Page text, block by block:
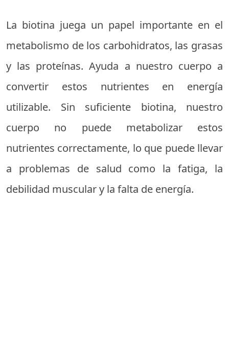
La biotina juega un papel importante en el
metabolismo de los carbohidratos, las grasas
y las proteínas. Ayuda a nuestro cuerpo a
convertir estos nutrientes en energía
utilizable. Sin suficiente biotina, nuestro
cuerpo no puede metabolizar estos
nutrientes correctamente, lo que puede llevar
a problemas de salud como la fatiga, la
debilidad muscular y la falta de energía.